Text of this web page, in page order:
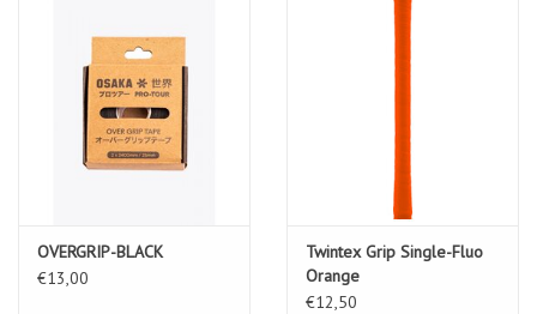
OVERGRIP-BLACK
€13,00
Twintex Grip Single-Fluo
Orange
€12,50